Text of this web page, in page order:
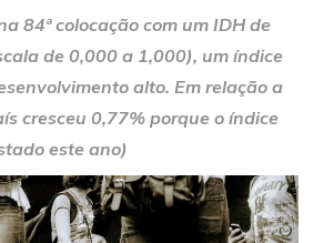
84ª colocação com um IDH de
de 0,000 a 1,000), um índice
alto. Em relação a
cresceu 0,77% porque o índice
este ano)